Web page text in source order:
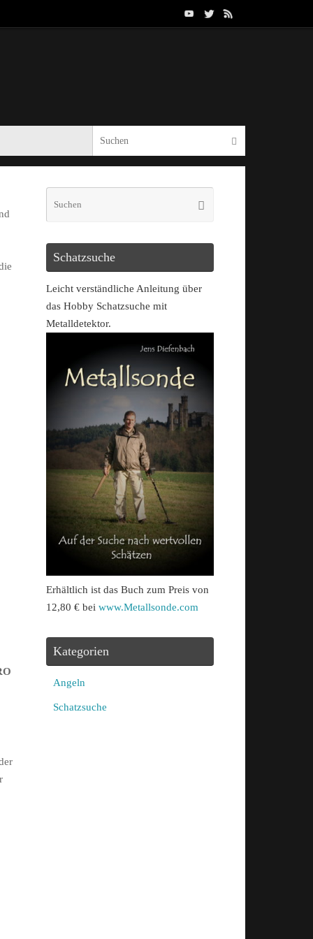
Schatzsuche
Leicht verständliche Anleitung über
das Hobby Schatzsuche mit
Metalldetektor.
Erhältlich ist das Buch zum Preis von
12,80 € bei www.Metallsonde.com
Kategorien
Angeln
Schatzsuche